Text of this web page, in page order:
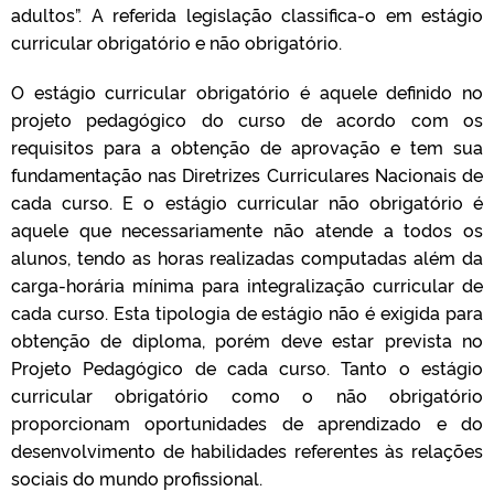
adultos”. A referida legislação classifica-o em estágio
curricular obrigatório e não obrigatório.
O estágio curricular obrigatório é aquele definido no
projeto pedagógico do curso de acordo com os
requisitos para a obtenção de aprovação e tem sua
fundamentação nas Diretrizes Curriculares Nacionais de
cada curso. E o estágio curricular não obrigatório é
aquele que necessariamente não atende a todos os
alunos, tendo as horas realizadas computadas além da
carga-horária mínima para integralização curricular de
cada curso. Esta tipologia de estágio não é exigida para
obtenção de diploma, porém deve estar prevista no
Projeto Pedagógico de cada curso. Tanto o estágio
curricular obrigatório como o não obrigatório
proporcionam oportunidades de aprendizado e do
desenvolvimento de habilidades referentes às relações
sociais do mundo profissional.